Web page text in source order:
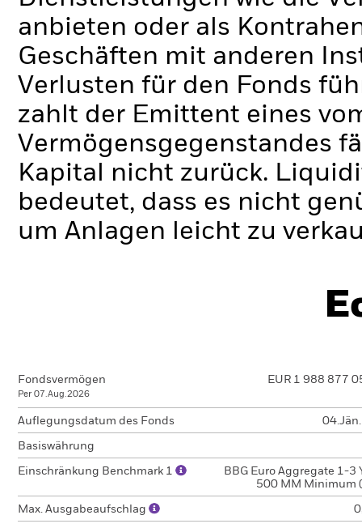
anbieten oder als
Geschäften mit anderen
Verlusten für den Fonds
zahlt der Emittent eines
Vermögensgegenstandes
Kapital nicht zurück.
bedeutet, dass es nicht
um Anlagen leicht zu
Fondsvermögen
Per 07.Aug.2026
EUR 1 988 877
Auflegungsdatum des Fonds
Basiswährung
Einschränkung Benchmark 1
BBG Euro Aggregate 1-3
500 MM Minimum
Max. Ausgabeaufschlag